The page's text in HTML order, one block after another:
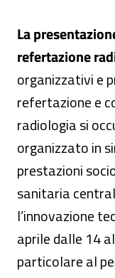
La
refertazione
organizzativi e
refertazione e
radiologia si
organizzato in
prestazioni
sanitaria
l’innovazione
aprile dalle 14
particolare al